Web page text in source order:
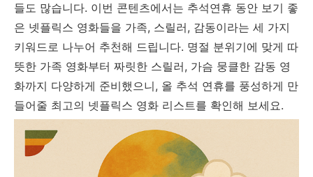
들도 많습니다. 이번 콘텐츠에서는 추석연휴 동안 보기 좋
은 넷플릭스 영화들을 가족, 스릴러, 감동이라는 세 가지
키워드로 나누어 추천해 드립니다. 명절 분위기에 맞게 따
뜻한 가족 영화부터 짜릿한 스릴러, 가슴 뭉클한 감동 영
화까지 다양하게 준비했으니, 올 추석 연휴를 풍성하게 만
들어줄 최고의 넷플릭스 영화 리스트를 확인해 보세요.